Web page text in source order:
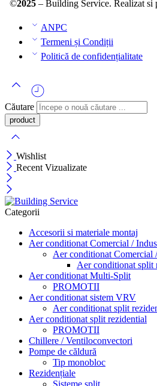
©2025– Building Service. Realizat si
ANPC
Termeni și Condiții
Politică de confidențialitate
Căutare
Wishlist
Recent Vizualizate
Categorii
Accesorii si materiale montaj
Aer conditionat Comercial /
Aer conditionat Comercial
Aer conditionat split
Aer conditionat Multi-Split
PROMOTII
Aer conditionat sistem VRV
Aer conditionat split
Aer conditionat split rezidential
PROMOTII
Chillere / Ventiloconvectori
Pompe de căldură
Tip monobloc
Rezidențiale